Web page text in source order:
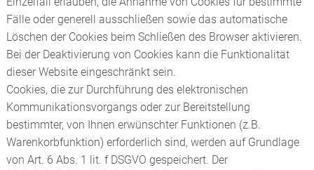
Fälle oder generell ausschließen sowie das automatische
Löschen der Cookies beim Schließen des Browser aktivieren.
Bei der Deaktivierung von Cookies kann die Funktionalität
dieser Website eingeschränkt sein.
Cookies, die zur Durchführung des elektronischen
Kommunikationsvorgangs oder zur Bereitstellung
bestimmter, von Ihnen erwünschter Funktionen (z.B.
Warenkorbfunktion) erforderlich sind, werden auf Grundlage
von Art. 6 Abs. 1 lit. f DSGVO gespeichert. Der